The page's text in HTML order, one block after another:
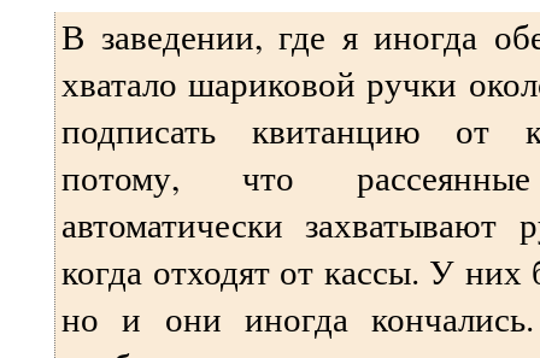
В заведении, где я иногда
хватало шариковой ручки
подписать квитанцию от
потому, что
автоматически захватывают
когда отходят от кассы. У них
но и они иногда